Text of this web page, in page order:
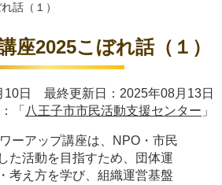
話（１）
座2025こぼれ話（１）
10日 最終更新日：2025年08月13日
「 八王子市市民活動支援センター 」
ーアップ講座は、NPO・市民
た活動を目指すため、団体運
考え方を学び、組織運営基盤